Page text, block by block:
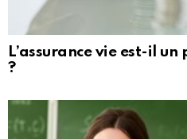
L’assurance vie est-il
?